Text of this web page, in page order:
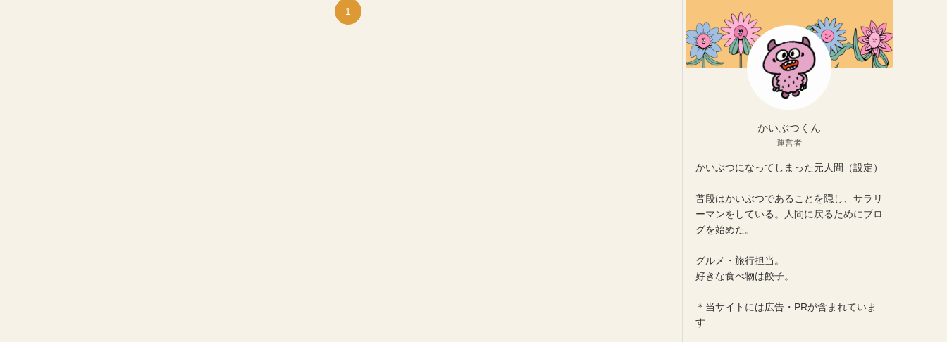
1
かいぶつくん
運営者
かいぶつになってしまった元人間（設定）
普段はかいぶつであることを隠し、サラリ
ーマンをしている。人間に戻るためにブロ
グを始めた。
グルメ・旅行担当。
好きな食べ物は餃子。
＊当サイトには広告・PRが含まれていま
す